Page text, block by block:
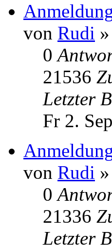
von Rudi
0
21536
Letzter
Fr 2.
von Rudi
0
21336
Letzter